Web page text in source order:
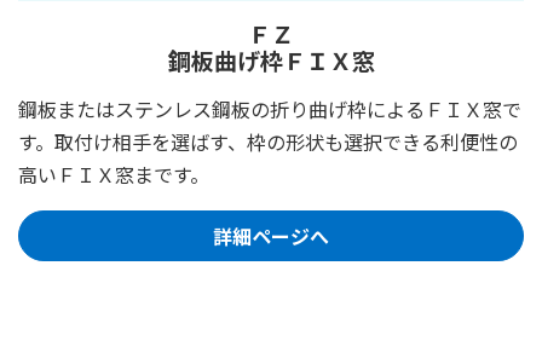
ＦＺ
鋼板曲げ枠ＦＩＸ窓
鋼板またはステンレス鋼板の折り曲げ枠によるＦＩＸ窓で
す。取付け相手を選ばす、枠の形状も選択できる利便性の
高いＦＩＸ窓まです。
詳細ページへ